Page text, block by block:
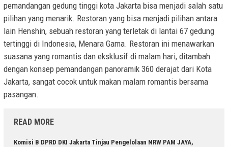
pemandangan gedung tinggi kota Jakarta bisa menjadi salah satu
pilihan yang menarik. Restoran yang bisa menjadi pilihan antara
lain Henshin, sebuah restoran yang terletak di lantai 67 gedung
tertinggi di Indonesia, Menara Gama. Restoran ini menawarkan
suasana yang romantis dan eksklusif di malam hari, ditambah
dengan konsep pemandangan panoramik 360 derajat dari Kota
Jakarta, sangat cocok untuk makan malam romantis bersama
pasangan.
READ MORE
Komisi B DPRD DKI Jakarta Tinjau Pengelolaan NRW PAM JAYA,